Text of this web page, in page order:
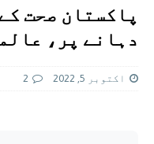
پاکستان صحت
دہانے پر،
اکتوبر 5, 2022 2